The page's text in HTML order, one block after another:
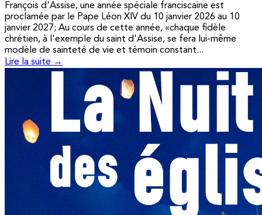
François d'Assise, une année spéciale franciscaine est
proclamée par le Pape Léon XIV du 10 janvier 2026 au 10
janvier 2027; Au cours de cette année, «chaque fidèle
chrétien, à l'exemple du saint d'Assise, se fera lui-même
modèle de sainteté de vie et témoin constant...
Lire la suite →